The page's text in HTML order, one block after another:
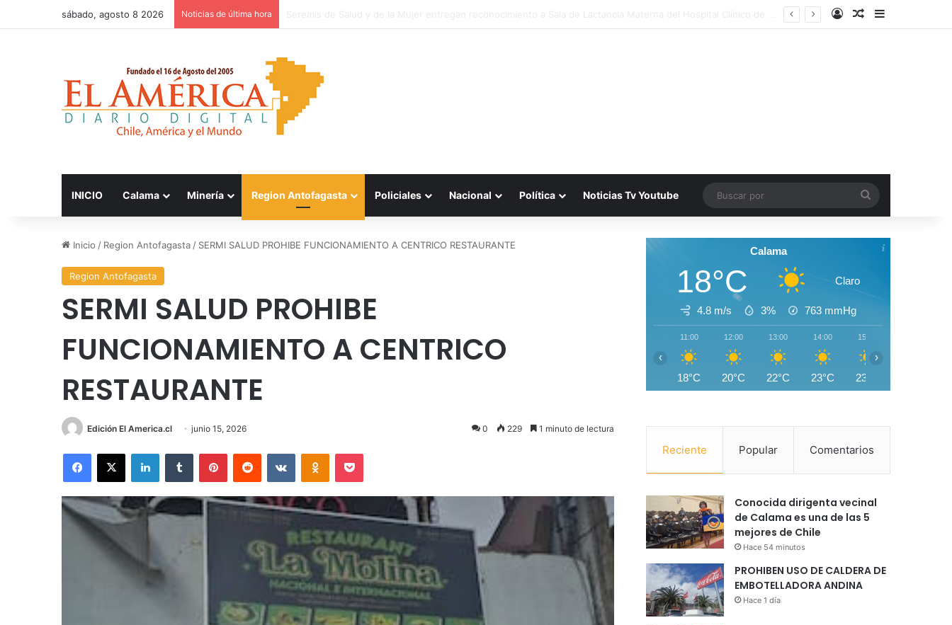
sábado, agosto 8 2026 Noticias de última hora AccesoPublicacion al
Barra lateral
INICIO Calama Minería Region Antofagasta Policiales Nacional Política Noticias Tv Youtube
por
Inicio / Region Antofagasta / SERMI SALUD PROHIBE FUNCIONAMIENTO A CENTRICO RESTAURANTE
Region Antofagasta
SERMI SALUD PROHIBE
FUNCIONAMIENTO A CENTRICO
RESTAURANTE
Edición El America.cl junio 15, 2026 0 229 1 minuto de lectura
Facebook
X LinkedInTumblr PinterestReddit VKontakteOdnoklassniki
Pocket
Calama
18°C Claro
4.8 m/s 3% 763 mmHg
11:00
18°C
12:00
20°C
13:00
22°C
14:00
23°C
15:00
23°C
‹ ›
Reciente Popular Comentarios
Conocida dirigenta vecinal
de Calama es una de las 5
mejores de Chile
Hace 54 minutos
PROHIBEN USO DE CALDERA DE
EMBOTELLADORA ANDINA
Hace 1 día